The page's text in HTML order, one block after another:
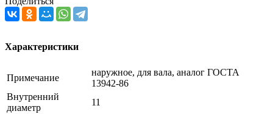
Характеристики
Примечание
наружное, для вала, аналог ГОСТА
13942-86
Внутренний
диаметр
11